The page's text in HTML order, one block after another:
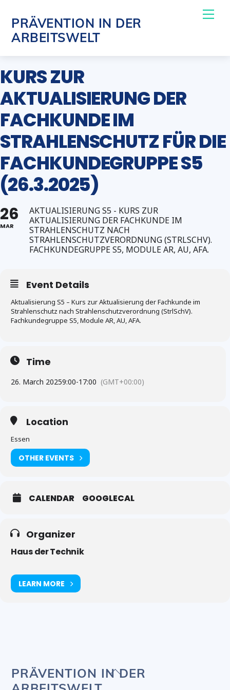
content
PRÄVENTION IN DER
ARBEITSWELT
KURS ZUR
AKTUALISIERUNG DER
FACHKUNDE IM
STRAHLENSCHUTZ FÜR DIE
FACHKUNDEGRUPPE S5
(26.3.2025)
26
MAR
AKTUALISIERUNG S5 - KURS ZUR
AKTUALISIERUNG DER FACHKUNDE IM
STRAHLENSCHUTZ NACH
STRAHLENSCHUTZVERORDNUNG (STRLSCHV).
FACHKUNDEGRUPPE S5, MODULE AR, AU, AFA.
Event Details
Aktualisierung S5 – Kurs zur Aktualisierung der Fachkunde im
Strahlenschutz nach Strahlenschutzverordnung (StrlSchV).
Fachkundegruppe S5, Module AR, AU, AFA.
Time
26. March 20259:00-17:00 (GMT+00:00)
Location
Essen
OTHER EVENTS
CALENDAR GOOGLECAL
Organizer
Haus der Technik
LEARN MORE
Back
PRÄVENTION IN DER